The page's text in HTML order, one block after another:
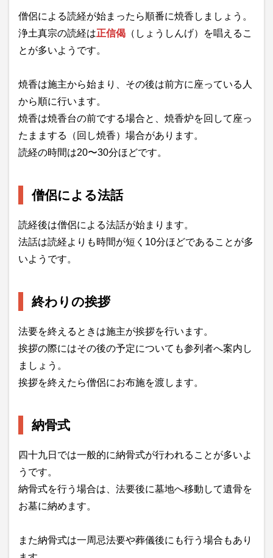
僧侶による読経が始まったら順番に焼香しましょう。
浄土真宗の読経は正信偈 （しょうしんげ）を唱えるこ
とが多いようです。
焼香は施主から始まり、その後は前方に座っている人
から順に行います。
焼香は焼香台の前でする場合と、焼香炉を回して座っ
たままする（回し焼香）場合があります。
読経の時間は20〜30分ほどです。
僧侶による法話
読経後は僧侶による法話が始まります。
法話は読経よりも時間が短く10分ほどであることが多
いようです。
終わりの挨拶
法要を終えるときは施主が挨拶を行います。
挨拶の際にはその後の予定についても参列者へ案内し
ましょう。
挨拶を終えたら僧侶にお布施を渡します。
納骨式
四十九日では一般的に納骨式が行われることが多いよ
うです。
納骨式を行う場合は、法要後に墓地へ移動して遺骨を
お墓に納めます。
また納骨式は一周忌法要や葬儀後にも行う場合もあり